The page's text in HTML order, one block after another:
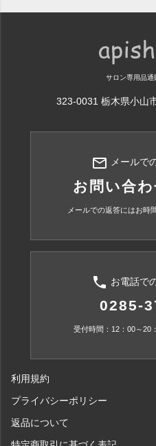
サロン専用品
323-0031 栃木県小山
mail_outline メールで
お問い合
メールでの返答にはお時
phone お電話で
0285-
受付時間：12：00～20
利用規約
プライバシーポリシー
返品について